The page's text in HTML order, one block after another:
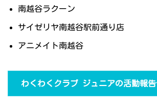
南越谷ラクーン
サイゼリヤ南越谷駅前通り店
アニメイト南越谷
わくわくクラブ ジュニアの活動報